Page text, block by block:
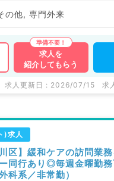
の他, 専門外来
求人を
紹介してもらう
求人更新日 : 2026/07/15 求
)求人
区】緩和ケアの訪問業
同行あり◎毎週金曜勤
科系／非常勤）